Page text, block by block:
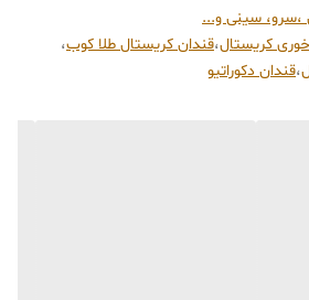
،سرو، سینی و‌...
کریستال،قندان کریستال طلا کوب،
،قندان دکوراتیو